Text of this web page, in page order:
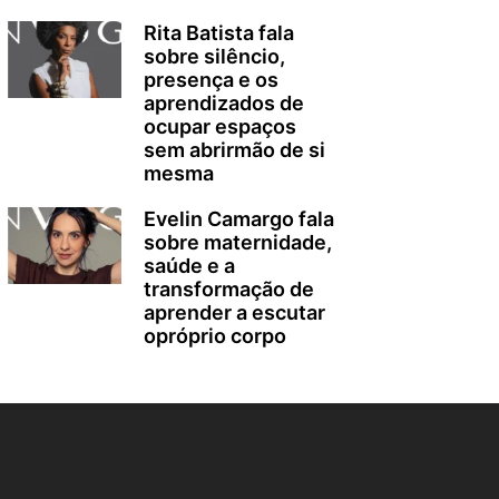
Rita Batista fala
sobre silêncio,
presença e os
aprendizados de
ocupar espaços
sem abrirmão de si
mesma
Evelin Camargo fala
sobre maternidade,
saúde e a
transformação de
aprender a escutar
opróprio corpo